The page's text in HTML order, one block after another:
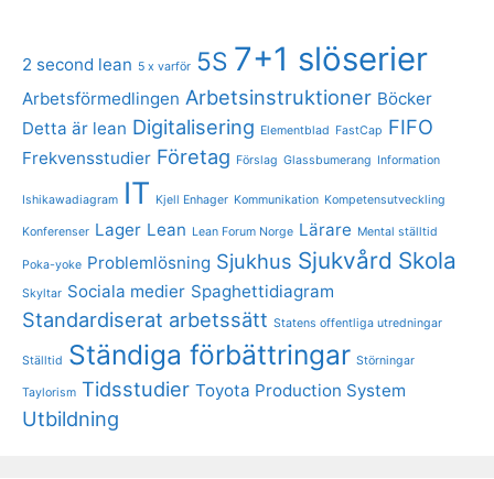
2 second lean 5 x varför 5S 7+1 slöserier
Arbetsförmedlingen Arbetsinstruktioner Böcker
Detta är lean Digitalisering Elementblad FastCap FIFO
Frekvensstudier Företag Förslag Glassbumerang Information
Ishikawadiagram IT Kjell Enhager Kommunikation Kompetensutveckling
Konferenser Lager Lean Lean Forum Norge Lärare Mental ställtid
Poka-yoke Problemlösning Sjukhus Sjukvård Skola
Skyltar Sociala medier Spaghettidiagram
Standardiserat arbetssätt Statens offentliga utredningar
Ställtid Ständiga förbättringar Störningar
Taylorism Tidsstudier Toyota Production System
Utbildning